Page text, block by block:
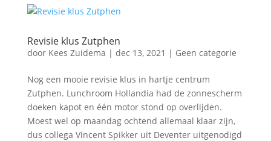
Revisie klus Zutphen
door Kees Zuidema | dec 13, 2021 | Geen categorie
Nog een mooie revisie klus in hartje centrum
Zutphen. Lunchroom Hollandia had de zonnescherm
doeken kapot en één motor stond op overlijden.
Moest wel op maandag ochtend allemaal klaar zijn,
dus collega Vincent Spikker uit Deventer uitgenodigd